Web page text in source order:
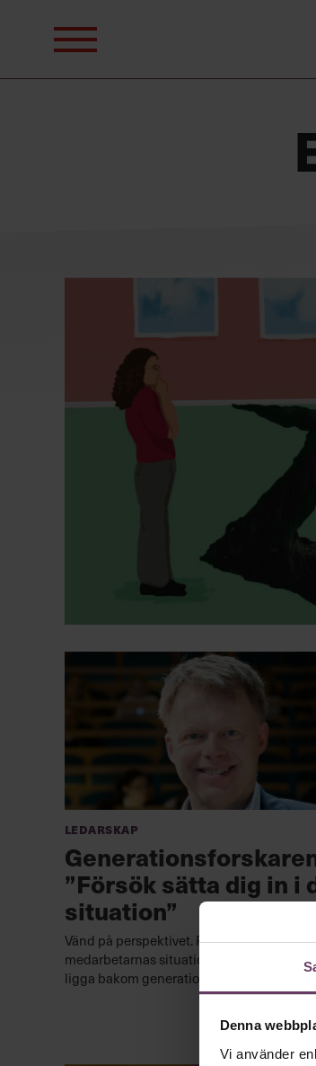
Denna
Vi använder
efter:
Ledarskap
”Försök sätta dig in i
situation”
Vänd på perspektivet. Försök att sätta dig
medarbetarnas situation. Stress och höga
ligga bakom generationsklyftan.